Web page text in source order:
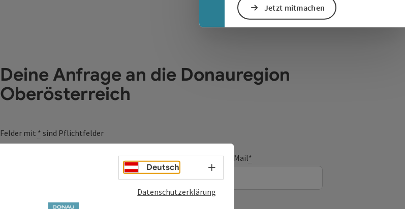
Jetzt mitmachen
Deine Anfrage an die Donauregion
Oberösterreich
Felder mit * sind Pflichtfelder
Nachname E-Mail*
Unverbindliche Anfrage
Deutsch Sprachwahl - Menü öffnen
Datenschutzerklärung